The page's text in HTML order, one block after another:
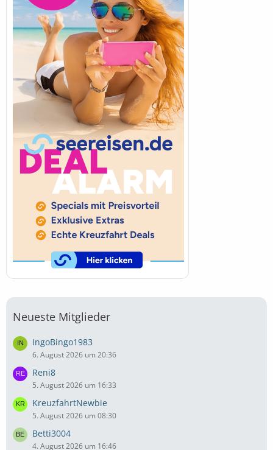
Neueste Mitglieder
IngoBingo1983
6. August 2026 um 20:36
Reni8
5. August 2026 um 16:33
KreuzfahrtNewbie
5. August 2026 um 08:30
Betti3004
4. August 2026 um 16:46